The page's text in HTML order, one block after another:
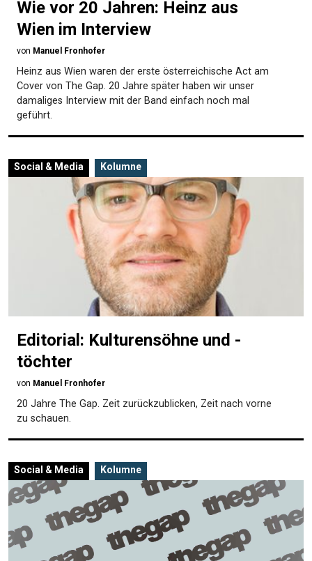
Wie vor 20 Jahren: Heinz aus
Wien im Interview
von Manuel Fronhofer
Heinz aus Wien waren der erste österreichische Act am
Cover von The Gap. 20 Jahre später haben wir unser
damaliges Interview mit der Band einfach noch mal
geführt.
Social & Media Kolumne
Editorial: Kulturensöhne und -
töchter
von Manuel Fronhofer
20 Jahre The Gap. Zeit zurückzublicken, Zeit nach vorne
zu schauen.
Social & Media Kolumne